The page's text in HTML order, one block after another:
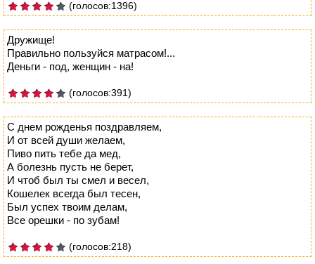
(голосов:1396)
Дружище!
Правильно пользуйся матрасом!...
Деньги - под, женщин - на!
(голосов:391)
С днем рожденья поздравляем,
И от всей души желаем,
Пиво пить тебе да мед,
А болезнь пусть не берет,
И чтоб был ты смел и весел,
Кошелек всегда был тесен,
Был успех твоим делам,
Все орешки - по зубам!
(голосов:218)